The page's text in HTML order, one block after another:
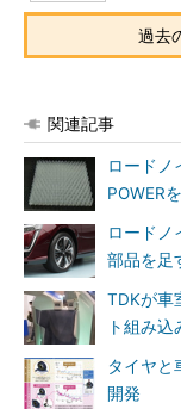
過去
関連記事
ロードノ
POWER
ロードノ
部品を足
TDKが車
ト組み
タイヤと
開発